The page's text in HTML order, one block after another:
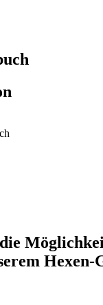
Hexen-